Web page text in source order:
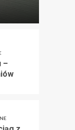
–